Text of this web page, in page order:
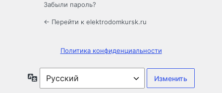
Забыли пароль?
← Перейти к elektrodomkursk.ru
Политика конфиденциальности
Язык